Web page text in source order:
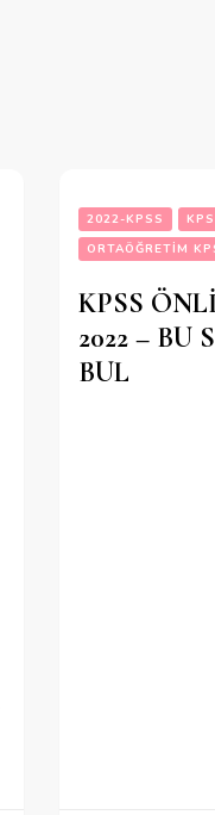
2022-KPSS
ORTAÖĞRETIM
KPSS
2022 – BU
BUL